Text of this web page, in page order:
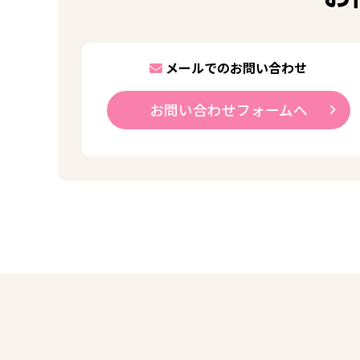
メールでのお問い合わせ
お問い合わせフォームへ